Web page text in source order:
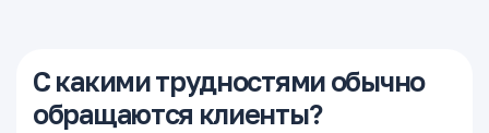
С какими трудностями обычно
обращаются клиенты?